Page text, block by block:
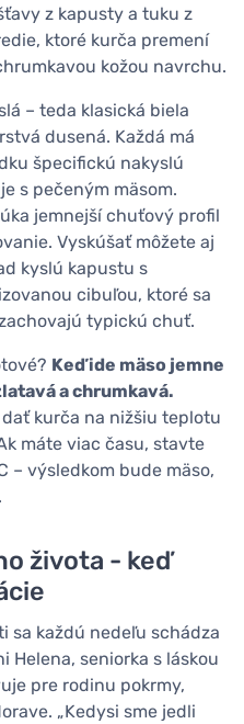
z kapusty a tuku z
ktoré kurča premení
kožou navrchu.
– teda klasická biela
dusená. Každá má
špecifickú nakyslú
s pečeným mäsom.
jemnejší chuťový profil
Vyskúšať môžete aj
kyslú kapustu s
cibuľou, ktoré sa
typickú chuť.
Keď ide mäso jemne
a chrumkavá.
kurča na nižšiu teplotu
máte viac času, stavte
– výsledkom bude mäso,
života - keď
sa každú nedeľu schádza
Helena, seniorka s láskou
pre rodinu pokrmy,
„Kedysi sme jedli